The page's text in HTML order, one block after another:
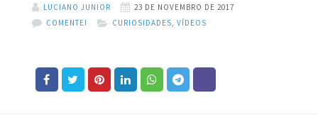
LUCIANO JUNIOR
23 DE NOVEMBRO DE 2017
COMENTE!
CURIOSIDADES VÍDEOS